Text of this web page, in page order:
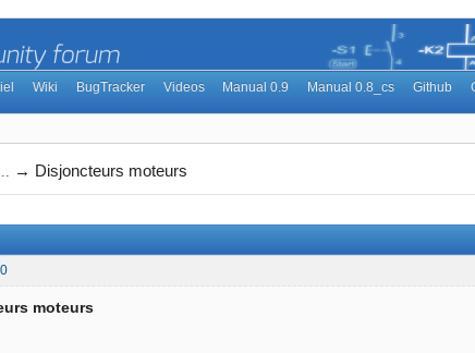
Wiki BugTracker Videos Manual 0.9 Manual 0.8_cs Github
→ Disjoncteurs moteurs
moteurs